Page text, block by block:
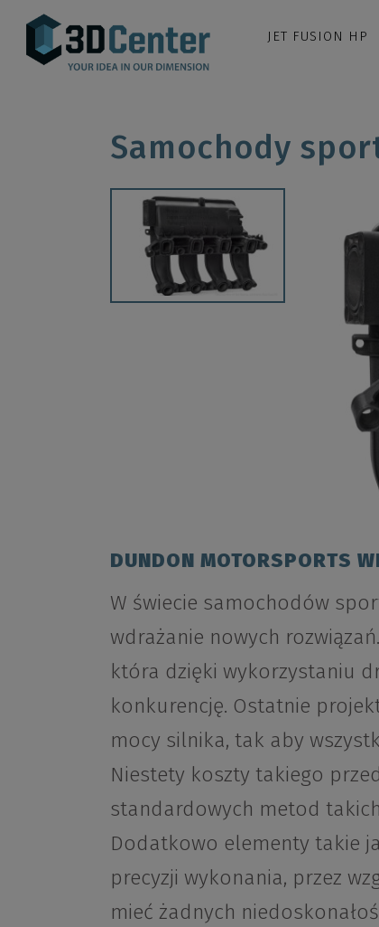
JET FUSION HP
Samochody
DUNDON MOTORSPORTS
W świecie samochodów
wdrażanie nowych
która dzięki wykorzystaniu
konkurencję. Ostatnie
mocy silnika, tak aby
Niestety koszty takiego
standardowych metod
Dodatkowo elementy takie
precyzji wykonania, przez
mieć żadnych